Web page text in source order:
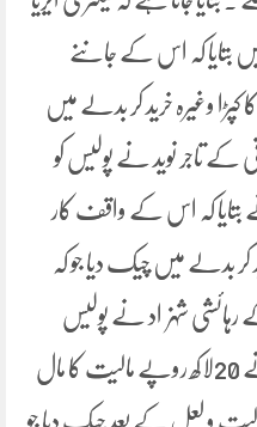
بتایا کہ اس کے جاننے
بلال جاوید نے 36لاکھ کا کپڑا وغیرہ خرید کر بدلے میں
کے تاجر نوید نے پولیس کو
کہ اس کے واقف کار
کا مال خرید کر بدلے میں چیک دیا جو کہ
کے رہائشی شہزاد نے پولیس
رپورٹ میں بتایا کہ ملزم سخاوت نے 20لاکھ روپے مالیت کا مال
تو لیت و لعل کے بعد چیک دیا جو